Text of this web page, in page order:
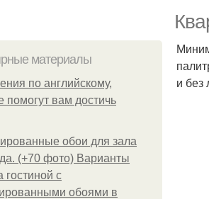
материалы
по английскому,
помогут вам достичь
обои для зала
(+70 фото) Варианты
гостиной с
обоями в
и без